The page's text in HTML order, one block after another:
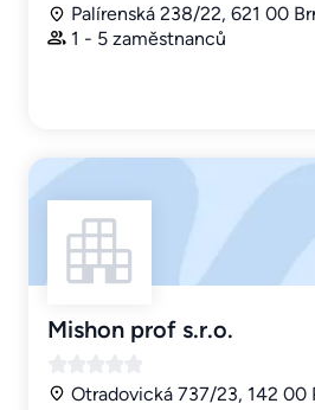
Palírenská 238/22, 621 00
1 - 5 zaměstnanců
Mishon prof s.r.o.
Otradovická 737/23, 142 00